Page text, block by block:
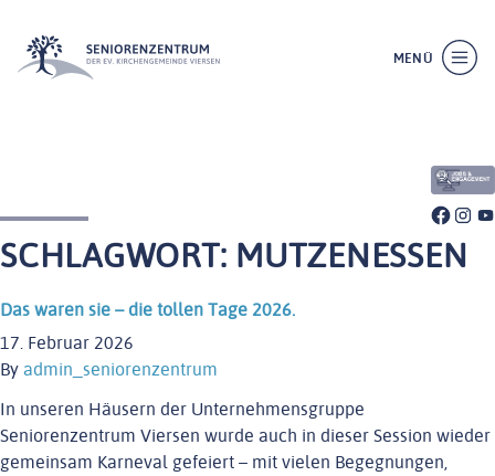
WILLKOMMEN
ÜBER UNS
LEISTUNGEN
MENÜ
SCHLAGWORT: MUTZENESSEN
Das waren sie – die tollen Tage 2026.
17. Februar 2026
By admin_seniorenzentrum
In unseren Häusern der Unternehmensgruppe
Seniorenzentrum Viersen wurde auch in dieser Session wieder
gemeinsam Karneval gefeiert – mit vielen Begegnungen,